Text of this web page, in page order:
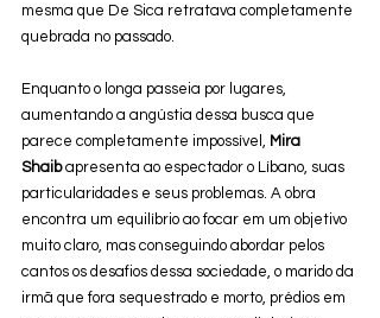
mesma que De Sica retratava completamente
quebrada no passado.
Enquanto o longa passeia por lugares,
aumentando a angústia dessa busca que
parece completamente impossível, Mira
Shaib apresenta ao espectador o Líbano, suas
particularidades e seus problemas. A obra
encontra um equilíbrio ao focar em um objetivo
muito claro, mas conseguindo abordar pelos
cantos os desafios dessa sociedade, o marido da
irmã que fora sequestrado e morto, prédios em